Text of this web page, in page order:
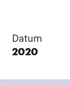
Datum
2020